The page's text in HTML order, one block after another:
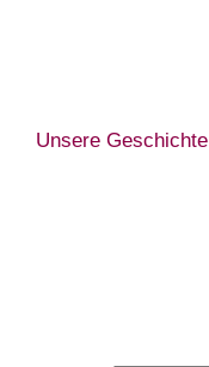
Unsere Geschichte